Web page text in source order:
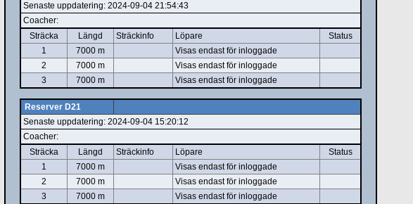
Senaste uppdatering: 2024-09-04 21:54:43
Coacher:
Sträcka
Längd Sträckinfo Löpare
Status
1
7000 m
Visas endast för inloggade
2
7000 m
Visas endast för inloggade
3
7000 m Visas endast för inloggade
Reserver D21
Senaste uppdatering: 2024-09-04 15:20:12
Coacher:
Sträcka
Längd Sträckinfo Löpare
Status
1
7000 m
Visas endast för inloggade
2
7000 m
Visas endast för inloggade
3
7000 m Visas endast för inloggade